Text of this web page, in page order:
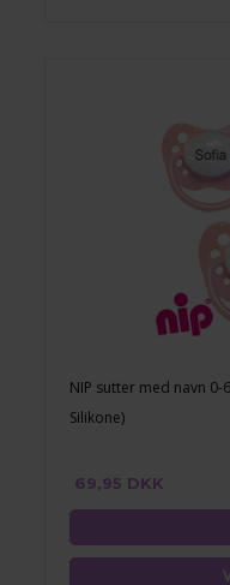
NIP sutter med navn
Silikone)
69,95 DKK